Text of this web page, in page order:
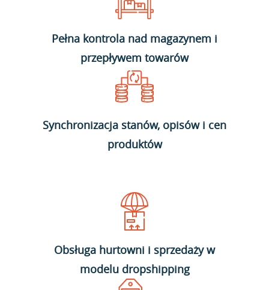
Pełna kontrola nad magazynem i
przepływem towarów
Synchronizacja stanów, opisów i cen
produktów
Obsługa hurtowni i sprzedaży w
modelu dropshipping